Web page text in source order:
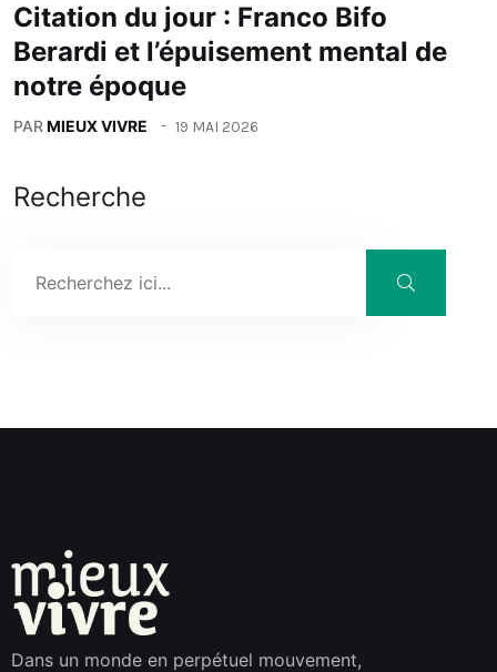
Citation du jour : Franco Bifo
Berardi et l’épuisement mental de
notre époque
PARMIEUX VIVRE 19 MAI 2026
Recherche
Dans un monde en perpétuel mouvement,